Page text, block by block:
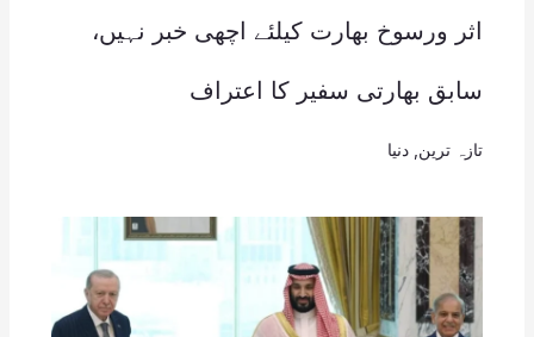
اثر ورسوخ بھارت کیلئے اچھی خبر نہیں،
سابق بھارتی سفیر کا اعتراف
تازہ ترین دنیا